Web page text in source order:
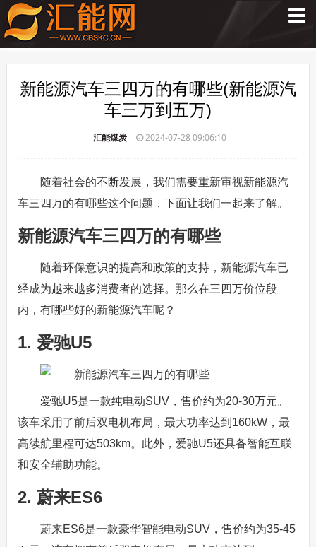
新能源汽车三四万的有哪些(新能源汽
车三万到五万)
汇能煤炭 2024-07-28 09:06:10
随着社会的不断发展，我们需要重新审视新能源汽
车三四万的有哪些这个问题，下面让我们一起来了解。
新能源汽车三四万的有哪些
随着环保意识的提高和政策的支持，新能源汽车已
经成为越来越多消费者的选择。那么在三四万价位段
内，有哪些好的新能源汽车呢？
1. 爱驰U5
爱驰U5是一款纯电动SUV，售价约为20-30万元。
该车采用了前后双电机布局，最大功率达到160kW，最
高续航里程可达503km。此外，爱驰U5还具备智能互联
和安全辅助功能。
2. 蔚来ES6
蔚来ES6是一款豪华智能电动SUV，售价约为35-45